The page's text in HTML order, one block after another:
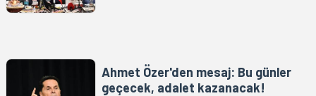
Ahmet Özer'den mesaj: Bu günler
geçecek, adalet kazanacak!